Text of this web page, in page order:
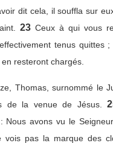
dit cela, il souffla sur
23 Ceux à qui vous
tenus quittes
resteront chargés.
Thomas, surnommé le
de la venue de Jésus.
Nous avons vu le
vois pas la marque des